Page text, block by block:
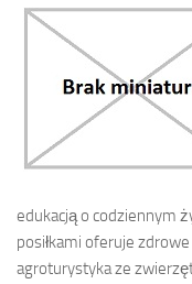
edukacją o codziennym
posiłkami oferuje
agroturystyka ze